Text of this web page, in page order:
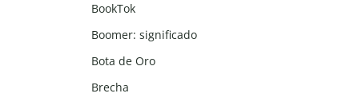
BookTok
Boomer: significado
Bota de Oro
Brecha